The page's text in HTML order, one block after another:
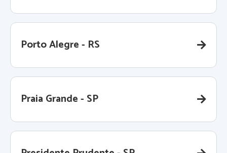
Porto Alegre - RS
Praia Grande - SP